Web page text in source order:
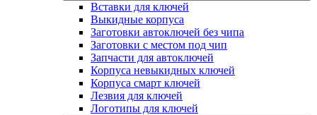
Вставки для ключей
Выкидные корпуса
Заготовки автоключей без чипа
Заготовки с местом под чип
Запчасти для автоключей
Корпуса невыкидных ключей
Корпуса смарт ключей
Лезвия для ключей
Логотипы для ключей